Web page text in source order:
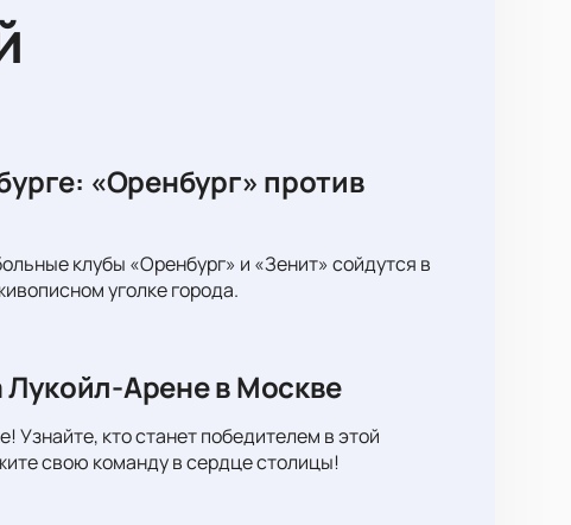
«Оренбург» против
клубы «Оренбург» и «Зенит» сойдутся в
уголке города.
Лукойл-Арене в Москве
Узнайте, кто станет победителем в этой
свою команду в сердце столицы!